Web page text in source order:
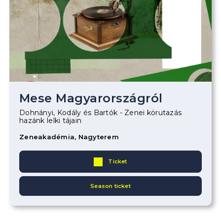
Mese Magyarországról
Dohnányi, Kodály és Bartók - Zenei körutazás
hazánk lelki tájain
Zeneakadémia, Nagyterem
Ticket
Season ticket